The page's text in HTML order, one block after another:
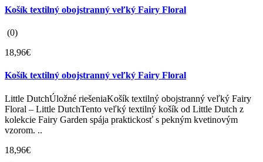
Košík textilný obojstranný veľký Fairy Floral
(0)
18,96€
Košík textilný obojstranný veľký Fairy Floral
Little DutchÚložné riešeniaKošík textilný obojstranný veľký Fairy
Floral – Little DutchTento veľký textilný košík od Little Dutch z
kolekcie Fairy Garden spája praktickosť s pekným kvetinovým
vzorom. ..
18,96€